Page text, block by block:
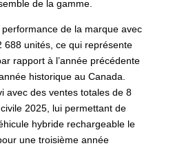
de la gamme.
performance de la marque avec
688 unités, ce qui représente
rapport à l’année précédente
historique au Canada.
avec des ventes totales de 8
2025, lui permettant de
hybride rechargeable le
une troisième année